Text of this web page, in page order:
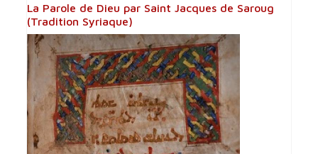
La Parole de Dieu par Saint Jacques de Saroug
(Tradition Syriaque)